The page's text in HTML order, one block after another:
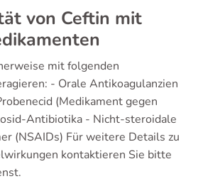
von Ceftin mit
mit folgenden
- Orale Antikoagulanzien
(Medikament gegen
Antibiotika - Nicht-steroidale
(NSAIDs) Für weitere Details zu
kontaktieren Sie bitte